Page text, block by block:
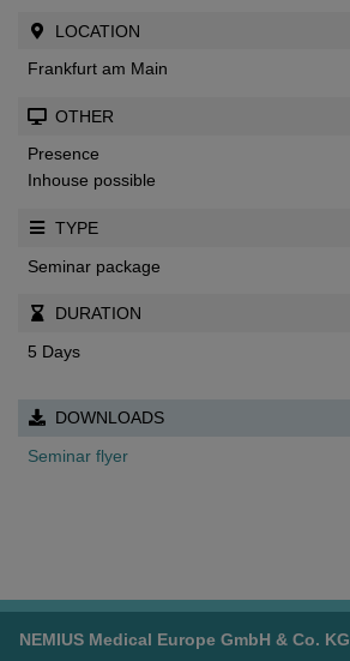
LOCATION
Frankfurt am Main
OTHER
Presence
Inhouse possible
TYPE
Seminar package
DURATION
5 Days
DOWNLOADS
NEMIUS Medical Europe GmbH & Co. KG